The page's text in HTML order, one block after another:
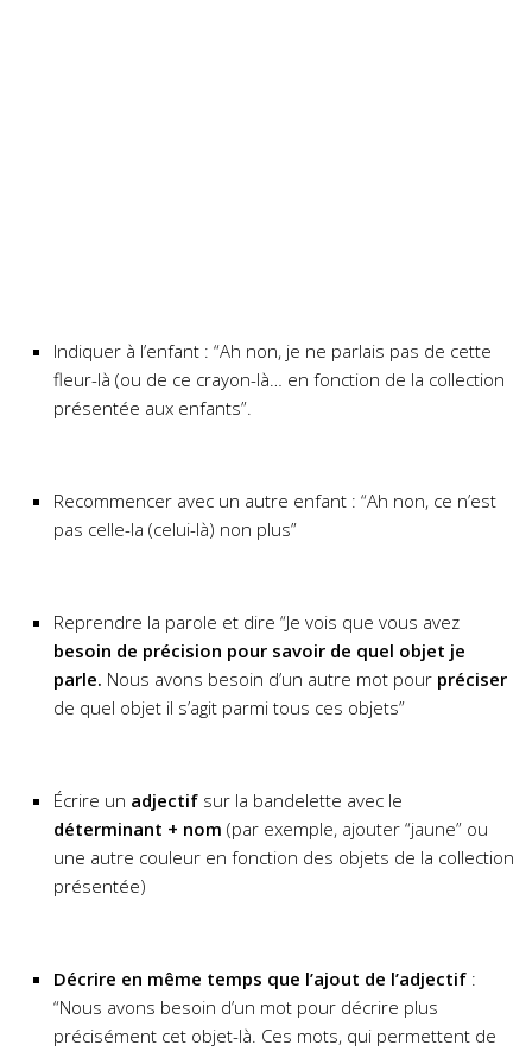
Indiquer à l’enfant : “Ah non, je ne parlais pas de cette
fleur-là (ou de ce crayon-là… en fonction de la collection
présentée aux enfants”.
Recommencer avec un autre enfant : “Ah non, ce n’est
pas celle-la (celui-là) non plus”
Reprendre la parole et dire “Je vois que vous avez
besoin de précision pour savoir de quel objet je
parle. Nous avons besoin d’un autre mot pour préciser
de quel objet il s’agit parmi tous ces objets”
Écrire un adjectif sur la bandelette avec le
déterminant + nom (par exemple, ajouter “jaune” ou
une autre couleur en fonction des objets de la collection
présentée)
Décrire en même temps que l’ajout de l’adjectif :
“Nous avons besoin d’un mot pour décrire plus
précisément cet objet-là. Ces mots, qui permettent de